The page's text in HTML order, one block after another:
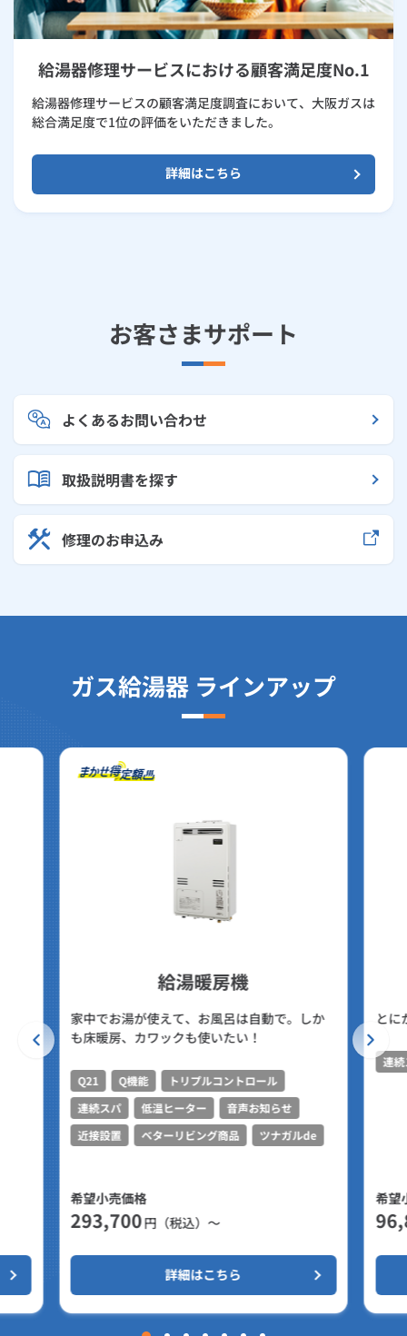
給湯器修理サービスにおける顧客満足度No.1
給湯器修理サービスの顧客満足度調査において、大阪ガスは
総合満足度で1位の評価をいただきました。
詳細はこちら
お客さまサポート
よくあるお問い合わせ
取扱説明書を探す
修理のお申込み
ガス給湯器 ラインアップ
給湯暖房機
家中でお湯が使えて、お風呂は自動で。しか
も床暖房、カワックも使いたい！
Q21 Q機能
トリプルコントロール
連続スパ
低温ヒーター
音声お知らせ
近接設置
ベターリビング商品 ツナガルde
希望小売価格
293,700円（税込）～
詳細はこちら
とに
連
希望